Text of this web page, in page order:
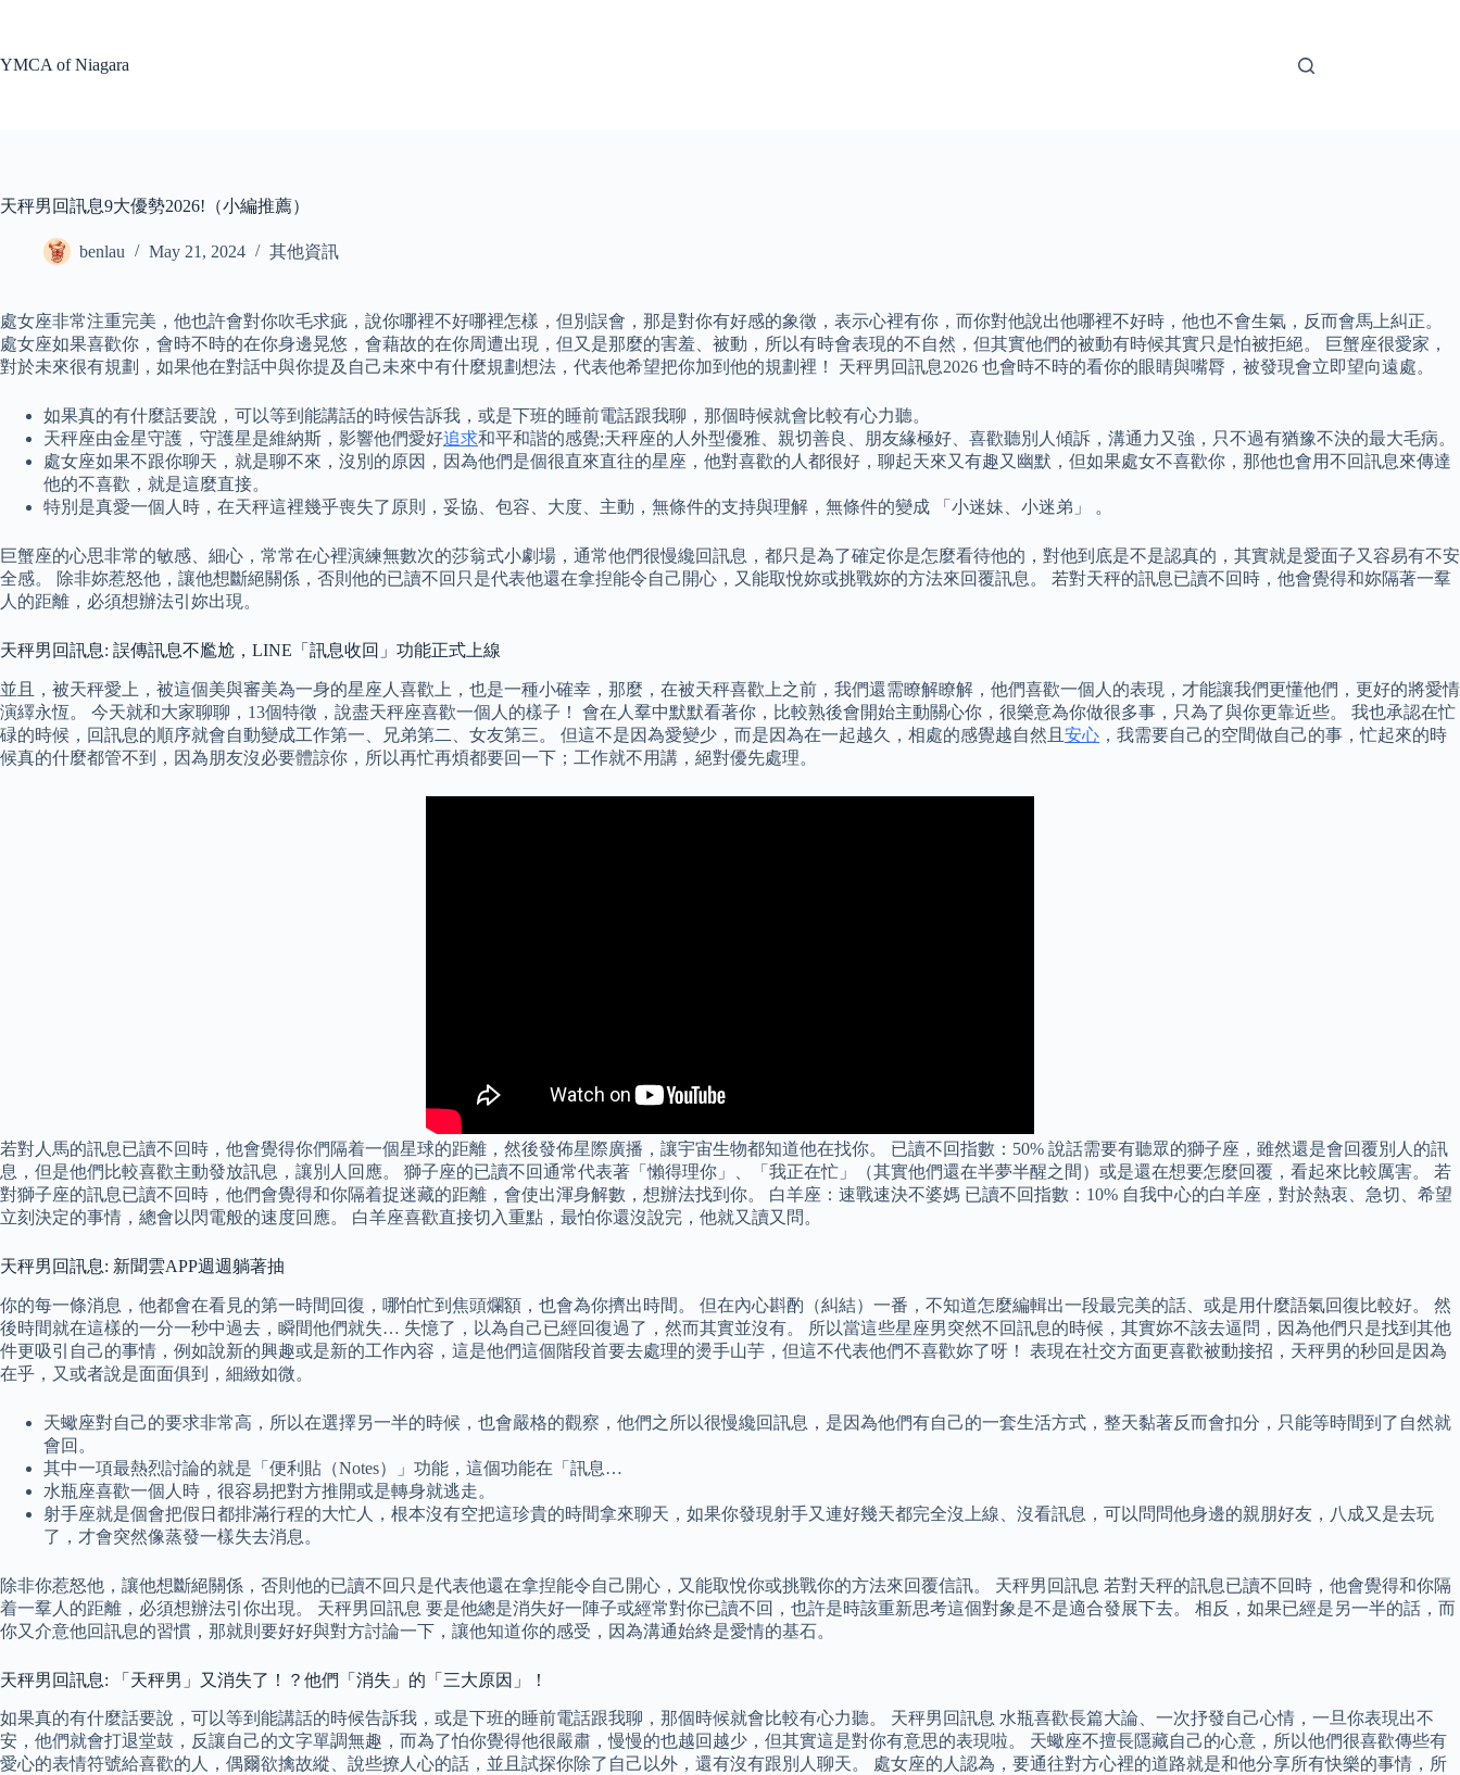
YMCA of Niagara
天秤男回訊息9大優勢2026!（小編推薦）
benlau May 21, 2024 其他資訊
處女座非常注重完美，他也許會對你吹毛求疵，說你哪裡不好哪裡怎樣，但別誤會，那是對你有好感的象徵，表示心裡有你，而你對他說出他哪裡不好時，他也不會生氣，反而會馬上糾正。
處女座如果喜歡你，會時不時的在你身邊晃悠，會藉故的在你周遭出現，但又是那麼的害羞、被動，所以有時會表現的不自然，但其實他們的被動有時候其實只是怕被拒絕。 巨蟹座很愛家，
對於未來很有規劃，如果他在對話中與你提及自己未來中有什麼規劃想法，代表他希望把你加到他的規劃裡！ 天秤男回訊息2026 也會時不時的看你的眼睛與嘴脣，被發現會立即望向遠處。
如果真的有什麼話要說，可以等到能講話的時候告訴我，或是下班的睡前電話跟我聊，那個時候就會比較有心力聽。
天秤座由金星守護，守護星是維納斯，影響他們愛好追求和平和諧的感覺;天秤座的人外型優雅、親切善良、朋友緣極好、喜歡聽別人傾訴，溝通力又強，只不過有猶豫不決的最大毛病。
處女座如果不跟你聊天，就是聊不來，沒別的原因，因為他們是個很直來直往的星座，他對喜歡的人都很好，聊起天來又有趣又幽默，但如果處女不喜歡你，那他也會用不回訊息來傳達
他的不喜歡，就是這麼直接。
特別是真愛一個人時，在天秤這裡幾乎喪失了原則，妥協、包容、大度、主動，無條件的支持與理解，無條件的變成 「小迷妹、小迷弟」 。
巨蟹座的心思非常的敏感、細心，常常在心裡演練無數次的莎翁式小劇場，通常他們很慢纔回訊息，都只是為了確定你是怎麼看待他的，對他到底是不是認真的，其實就是愛面子又容易有不安
全感。 除非妳惹怒他，讓他想斷絕關係，否則他的已讀不回只是代表他還在拿揑能令自己開心，又能取悅妳或挑戰妳的方法來回覆訊息。 若對天秤的訊息已讀不回時，他會覺得和妳隔著一羣
人的距離，必須想辦法引妳出現。
天秤男回訊息: 誤傳訊息不尷尬，LINE「訊息收回」功能正式上線
並且，被天秤愛上，被這個美與審美為一身的星座人喜歡上，也是一種小確幸，那麼，在被天秤喜歡上之前，我們還需瞭解瞭解，他們喜歡一個人的表現，才能讓我們更懂他們，更好的將愛情
演繹永恆。 今天就和大家聊聊，13個特徵，說盡天秤座喜歡一個人的樣子！ 會在人羣中默默看著你，比較熟後會開始主動關心你，很樂意為你做很多事，只為了與你更靠近些。 我也承認在忙
碌的時候，回訊息的順序就會自動變成工作第一、兄弟第二、女友第三。 但這不是因為愛變少，而是因為在一起越久，相處的感覺越自然且 安心 ，我需要自己的空間做自己的事，忙起來的時
候真的什麼都管不到，因為朋友沒必要體諒你，所以再忙再煩都要回一下；工作就不用講，絕對優先處理。
若對人馬的訊息已讀不回時，他會覺得你們隔着一個星球的距離，然後發佈星際廣播，讓宇宙生物都知道他在找你。 已讀不回指數：50% 說話需要有聽眾的獅子座，雖然還是會回覆別人的訊
息，但是他們比較喜歡主動發放訊息，讓別人回應。 獅子座的已讀不回通常代表著「懶得理你」、「我正在忙」（其實他們還在半夢半醒之間）或是還在想要怎麼回覆，看起來比較厲害。 若
對獅子座的訊息已讀不回時，他們會覺得和你隔着捉迷藏的距離，會使出渾身解數，想辦法找到你。 白羊座：速戰速決不婆媽 已讀不回指數：10% 自我中心的白羊座，對於熱衷、急切、希望
立刻決定的事情，總會以閃電般的速度回應。 白羊座喜歡直接切入重點，最怕你還沒說完，他就又讀又問。
天秤男回訊息: 新聞雲APP週週躺著抽
你的每一條消息，他都會在看見的第一時間回復，哪怕忙到焦頭爛額，也會為你擠出時間。 但在內心斟酌（糾結）一番，不知道怎麼編輯出一段最完美的話、或是用什麼語氣回復比較好。 然
後時間就在這樣的一分一秒中過去，瞬間他們就失… 失憶了，以為自己已經回復過了，然而其實並沒有。 所以當這些星座男突然不回訊息的時候，其實妳不該去逼問，因為他們只是找到其他
件更吸引自己的事情，例如說新的興趣或是新的工作內容，這是他們這個階段首要去處理的燙手山芋，但這不代表他們不喜歡妳了呀！ 表現在社交方面更喜歡被動接招，天秤男的秒回是因為
在乎，又或者說是面面俱到，細緻如微。
天蠍座對自己的要求非常高，所以在選擇另一半的時候，也會嚴格的觀察，他們之所以很慢纔回訊息，是因為他們有自己的一套生活方式，整天黏著反而會扣分，只能等時間到了自然就
會回。
其中一項最熱烈討論的就是「便利貼（Notes）」功能，這個功能在「訊息…
水瓶座喜歡一個人時，很容易把對方推開或是轉身就逃走。
射手座就是個會把假日都排滿行程的大忙人，根本沒有空把這珍貴的時間拿來聊天，如果你發現射手又連好幾天都完全沒上線、沒看訊息，可以問問他身邊的親朋好友，八成又是去玩
了，才會突然像蒸發一樣失去消息。
除非你惹怒他，讓他想斷絕關係，否則他的已讀不回只是代表他還在拿揑能令自己開心，又能取悅你或挑戰你的方法來回覆信訊。 天秤男回訊息 若對天秤的訊息已讀不回時，他會覺得和你隔
着一羣人的距離，必須想辦法引你出現。 天秤男回訊息 要是他總是消失好一陣子或經常對你已讀不回，也許是時該重新思考這個對象是不是適合發展下去。 相反，如果已經是另一半的話，而
你又介意他回訊息的習慣，那就則要好好與對方討論一下，讓他知道你的感受，因為溝通始終是愛情的基石。
天秤男回訊息: 「天秤男」又消失了！？他們「消失」的「三大原因」！
如果真的有什麼話要說，可以等到能講話的時候告訴我，或是下班的睡前電話跟我聊，那個時候就會比較有心力聽。 天秤男回訊息 水瓶喜歡長篇大論、一次抒發自己心情，一旦你表現出不
安，他們就會打退堂鼓，反讓自己的文字單調無趣，而為了怕你覺得他很嚴肅，慢慢的也越回越少，但其實這是對你有意思的表現啦。 天蠍座不擅長隱藏自己的心意，所以他們很喜歡傳些有
愛心的表情符號給喜歡的人，偶爾欲擒故縱、說些撩人心的話，並且試探你除了自己以外，還有沒有跟別人聊天。 處女座的人認為，要通往對方心裡的道路就是和他分享所有快樂的事情，所